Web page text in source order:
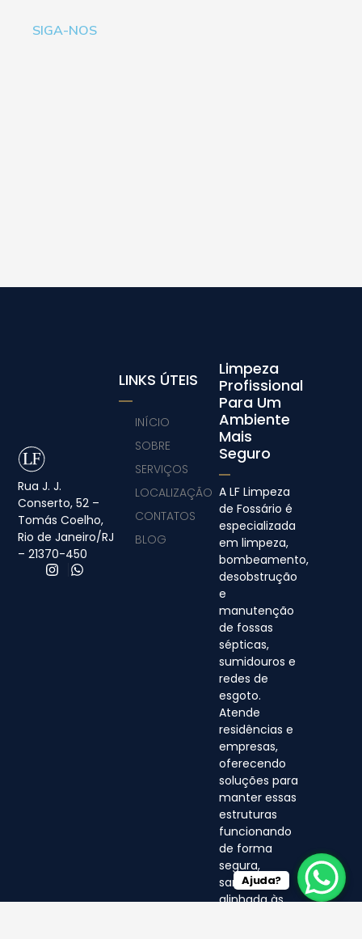
SIGA-NOS
Rua J. J.
Conserto, 52 –
Tomás Coelho,
Rio de Janeiro/RJ
– 21370-450
Limpeza
Profissional
Para Um
Ambiente
Mais
Seguro
A LF Limpeza
de Fossário é
especializada
em limpeza,
bombeamento,
desobstrução
e
manutenção
de fossas
sépticas,
sumidouros e
redes de
esgoto.
Atende
residências e
empresas,
oferecendo
soluções para
manter essas
estruturas
funcionando
de forma
segura,
sanitária e
alinhada às
LINKS ÚTEIS
INÍCIO
SOBRE
SERVIÇOS
LOCALIZAÇÃO
CONTATOS
BLOG
Ajuda?